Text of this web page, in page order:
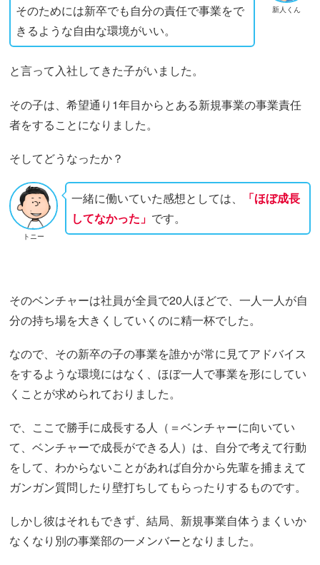
新人くん
そのためには新卒でも自分の責任で事業をで
きるような自由な環境がいい。
と言って入社してきた子がいました。
その子は、希望通り1年目からとある新規事業の事業責任
者をすることになりました。
そしてどうなったか？
トニー
一緒に働いていた感想としては、
「ほぼ成長
してなかった」 です。
そのベンチャーは社員が全員で20人ほどで、一人一人が自
分の持ち場を大きくしていくのに精一杯でした。
なので、その新卒の子の事業を誰かが常に見てアドバイス
をするような環境にはなく、ほぼ一人で事業を形にしてい
くことが求められておりました。
で、ここで勝手に成長する人（＝ベンチャーに向いてい
て、ベンチャーで成長ができる人）は、自分で考えて行動
をして、わからないことがあれば自分から先輩を捕まえて
ガンガン質問したり壁打ちしてもらったりするものです。
しかし彼はそれもできず、結局、新規事業自体うまくいか
なくなり別の事業部の一メンバーとなりました。